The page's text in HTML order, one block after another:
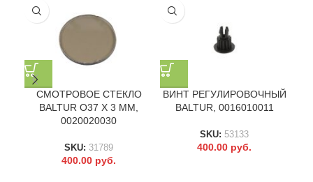
СМОТРОВОЕ СТЕКЛО
BALTUR O37 X 3 ММ,
0020020030
SKU: 31789
400.00 руб.
ВИНТ РЕГУЛИРОВОЧНЫЙ
BALTUR, 0016010011
SKU: 53133
400.00 руб.